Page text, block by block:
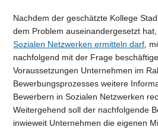
Nachdem der geschätzte Kollege
dem Problem auseinandergesetzt hat,
Sozialen Netzwerken ermitteln darf ,
nachfolgend mit der Frage
Voraussetzungen Unternehmen im
Bewerbungsprozesses weitere
Bewerbern in Sozialen Netzwerken
Weitergehend soll der nachfolgende
inwieweit Unternehmen die eigenen